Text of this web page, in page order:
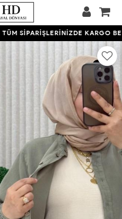
TÜM SİPARİŞLERİNİZDE KARGO